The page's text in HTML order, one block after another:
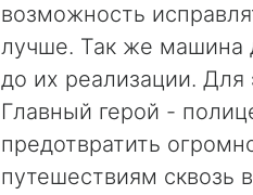
возможность
лучше. Так же машина
до их реализации.
Главный герой -
предотвратить
путешествиям сквозь